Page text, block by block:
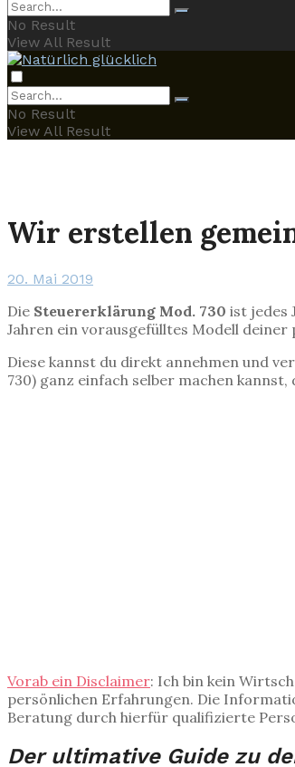
No Result
View All Result
No Result
View All Result
Wir erstellen
20. Mai 2019
Die Steuererklärung Mod. 730 ist jedes
Jahren ein vorausgefülltes Modell
Diese kannst du direkt annehmen und
730) ganz einfach selber machen kannst,
Vorab ein Disclaimer: Ich bin kein
persönlichen Erfahrungen. Die
Beratung durch hierfür qualifizierte
Der ultimative Guide zu